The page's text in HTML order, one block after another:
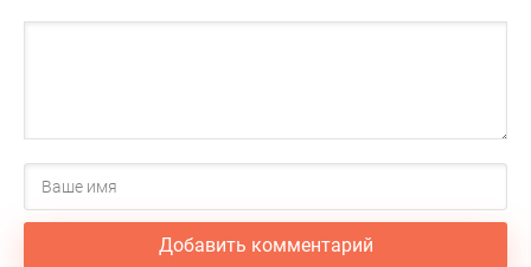
Добавить комментарий